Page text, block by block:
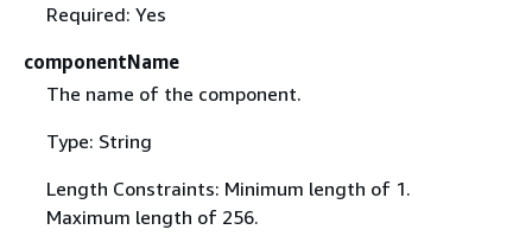
Required: Yes
componentName
The name of the component.
Type: String
Length Constraints: Minimum length of 1.
Maximum length of 256.